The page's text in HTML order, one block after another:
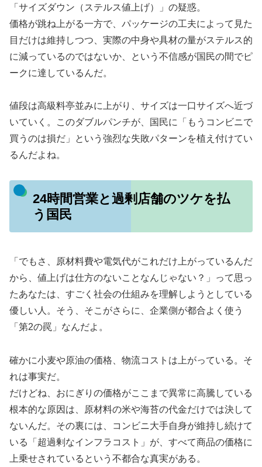
「サイズダウン（ステルス値上げ）」の疑惑。
価格が跳ね上がる一方で、パッケージの工夫によって見た
目だけは維持しつつ、実際の中身や具材の量がステルス的
に減っているのではないか、という不信感が国民の間でピ
ークに達しているんだ。
値段は高級料亭並みに上がり、サイズは一口サイズへ近づ
いていく。このダブルパンチが、国民に「もうコンビニで
買うのは損だ」という強烈な失敗パターンを植え付けてい
るんだよね。
24時間営業と過剰店舗のツケを払
う国民
「でもさ、原材料費や電気代がこれだけ上がっているんだ
から、値上げは仕方のないことなんじゃない？」って思っ
たあなたは、すごく社会の仕組みを理解しようとしている
優しい人。そう、そこがさらに、企業側が都合よく使う
「第2の罠」なんだよ。
確かに小麦や原油の価格、物流コストは上がっている。そ
れは事実だ。
だけどね、おにぎりの価格がここまで異常に高騰している
根本的な原因は、原材料の米や海苔の代金だけでは決して
ないんだ。その裏には、コンビニ大手自身が維持し続けて
いる「超過剰なインフラコスト」が、すべて商品の価格に
上乗せされているという不都合な真実がある。